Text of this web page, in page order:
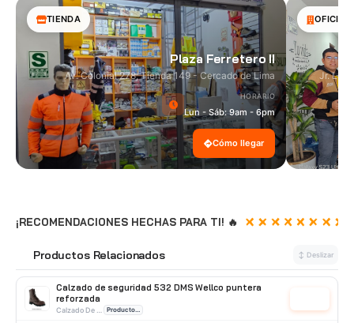
TIENDA
Plaza Ferretero II
Av. Colonial 278, Tienda 149 - Cercado de Lima
HORARIO
Lun - Sáb: 9am - 6pm
Cómo llegar
OFICINA
Jr. Las
¡RECOMENDACIONES HECHAS PARA TI! 🔥
Productos Relacionados ↕ Deslizar
Calzado de seguridad 532 DMS Wellco puntera
reforzada
Producto Nacional